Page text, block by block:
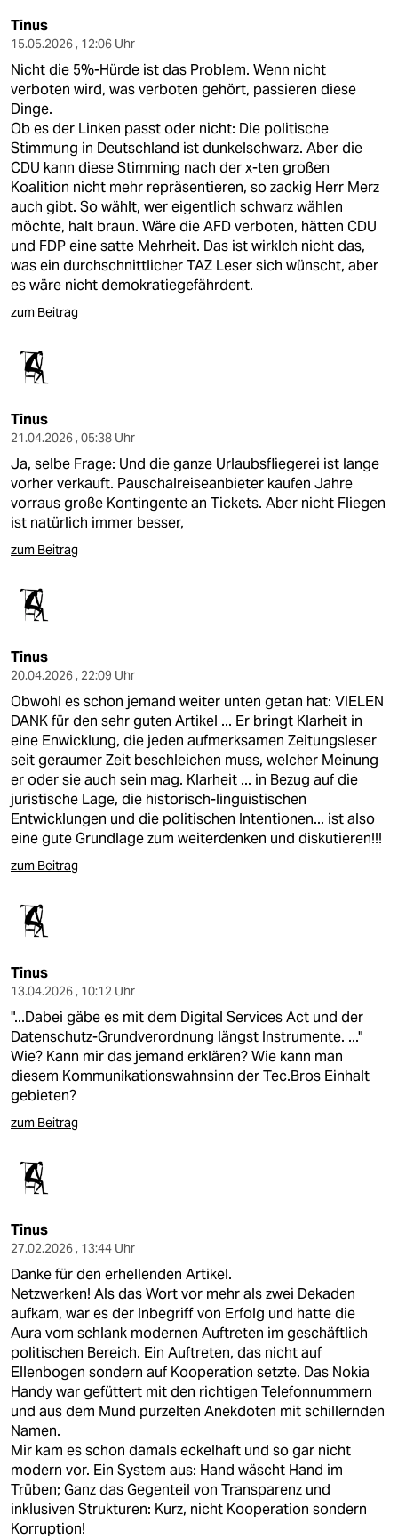
Tinus
15.05.2026 , 12:06 Uhr
Nicht die 5%-Hürde ist das Problem. Wenn nicht
verboten wird, was verboten gehört, passieren diese
Dinge.
Ob es der Linken passt oder nicht: Die politische
Stimmung in Deutschland ist dunkelschwarz. Aber die
CDU kann diese Stimming nach der x-ten großen
Koalition nicht mehr repräsentieren, so zackig Herr Merz
auch gibt. So wählt, wer eigentlich schwarz wählen
möchte, halt braun. Wäre die AFD verboten, hätten CDU
und FDP eine satte Mehrheit. Das ist wirklch nicht das,
was ein durchschnittlicher TAZ Leser sich wünscht, aber
es wäre nicht demokratiegefährdent.
zum Beitrag
Tinus
21.04.2026 , 05:38 Uhr
Ja, selbe Frage: Und die ganze Urlaubsfliegerei ist lange
vorher verkauft. Pauschalreiseanbieter kaufen Jahre
vorraus große Kontingente an Tickets. Aber nicht Fliegen
ist natürlich immer besser,
zum Beitrag
Tinus
20.04.2026 , 22:09 Uhr
Obwohl es schon jemand weiter unten getan hat: VIELEN
DANK für den sehr guten Artikel ... Er bringt Klarheit in
eine Enwicklung, die jeden aufmerksamen Zeitungsleser
seit geraumer Zeit beschleichen muss, welcher Meinung
er oder sie auch sein mag. Klarheit ... in Bezug auf die
juristische Lage, die historisch-linguistischen
Entwicklungen und die politischen Intentionen... ist also
eine gute Grundlage zum weiterdenken und diskutieren!!!
zum Beitrag
Tinus
13.04.2026 , 10:12 Uhr
"...Dabei gäbe es mit dem Digital Services Act und der
Datenschutz-Grundverordnung längst Instrumente. ..."
Wie? Kann mir das jemand erklären? Wie kann man
diesem Kommunikationswahnsinn der Tec.Bros Einhalt
gebieten?
zum Beitrag
Tinus
27.02.2026 , 13:44 Uhr
Danke für den erhellenden Artikel.
Netzwerken! Als das Wort vor mehr als zwei Dekaden
aufkam, war es der Inbegriff von Erfolg und hatte die
Aura vom schlank modernen Auftreten im geschäftlich
politischen Bereich. Ein Auftreten, das nicht auf
Ellenbogen sondern auf Kooperation setzte. Das Nokia
Handy war gefüttert mit den richtigen Telefonnummern
und aus dem Mund purzelten Anekdoten mit schillernden
Namen.
Mir kam es schon damals eckelhaft und so gar nicht
modern vor. Ein System aus: Hand wäscht Hand im
Trüben; Ganz das Gegenteil von Transparenz und
inklusiven Strukturen: Kurz, nicht Kooperation sondern
Korruption!